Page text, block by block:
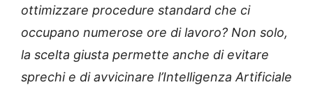
ottimizzare procedure standard che ci
occupano numerose ore di lavoro? Non solo,
la scelta giusta permette anche di evitare
sprechi e di avvicinare l’Intelligenza Artificiale